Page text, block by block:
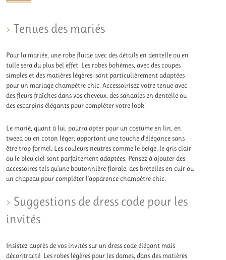
Tenues des mariés
Pour la mariée, une robe fluide avec des détails en dentelle ou en
tulle sera du plus bel effet. Les robes bohèmes, avec des coupes
simples et des matières légères, sont particulièrement adaptées
pour un mariage champêtre chic. Accessoirisez votre tenue avec
des fleurs fraîches dans vos cheveux, des sandales en dentelle ou
des escarpins élégants pour compléter votre look.
Le marié, quant à lui, pourra opter pour un costume en lin, en
tweed ou en coton léger, apportant une touche d’élégance sans
être trop formel. Les couleurs neutres comme le beige, le gris clair
ou le bleu ciel sont parfaitement adaptées. Pensez à ajouter des
accessoires tels qu’une boutonnière florale, des bretelles en cuir ou
un chapeau pour compléter l’apparence champêtre chic.
Suggestions de dress code pour les
invités
Insistez auprès de vos invités sur un dress code élégant mais
décontracté. Les robes légères pour les dames, dans des matières